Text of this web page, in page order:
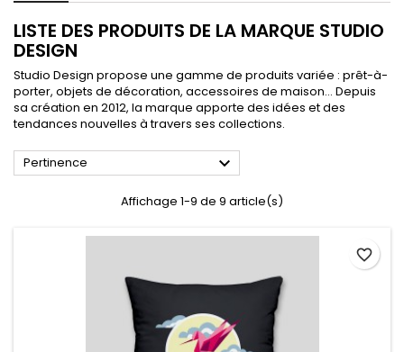
LISTE DES PRODUITS DE LA MARQUE STUDIO
DESIGN
Studio Design propose une gamme de produits variée : prêt-à-
porter, objets de décoration, accessoires de maison... Depuis
sa création en 2012, la marque apporte des idées et des
tendances nouvelles à travers ses collections.
Pertinence 
Affichage 1-9 de 9 article(s)
favorite_border